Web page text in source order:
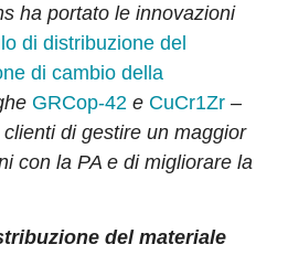
ha portato le innovazioni
di distribuzione del
di cambio della
GRCop-42 e CuCr1Zr –
di gestire un maggior
con la PA e di migliorare la
del materiale